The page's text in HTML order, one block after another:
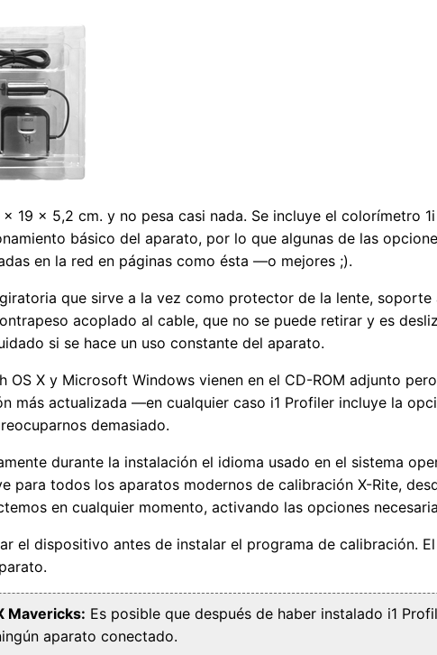
19 × 5,2 cm. y no pesa casi nada. Se incluye el colorímetro
básico del aparato, por lo que algunas de las
en la red en páginas como ésta —o mejores ;).
que sirve a la vez como protector de la lente,
acoplado al cable, que no se puede retirar y es
si se hace un uso constante del aparato.
OS X y Microsoft Windows vienen en el CD-ROM adjunto
más actualizada —en cualquier caso i1 Profiler incluye la
demasiado.
durante la instalación el idioma usado en el sistema
para todos los aparatos modernos de calibración X-Rite,
en cualquier momento, activando las opciones
el dispositivo antes de instalar el programa de calibración.
Mavericks: Es posible que después de haber instalado i1
aparato conectado.